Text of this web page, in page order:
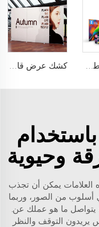
إطار قابل للطي من ألياف فليكس تايل معياري كشك عرض قابل للطي من ألياف فليكس تايل معياري
وحيوية
العلامات يمكن أن تجذب
من الصور، وربما
يتواصل ما هو عملك عن.
يريدون التوقف والنظر